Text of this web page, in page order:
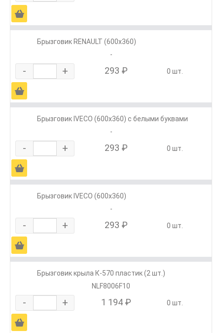
Ä
Брызговик RENAULT (600х360)
-
- + 293 ₽ 0 шт.
Ä
Брызговик IVECO (600х360) с белыми буквами
-
- + 293 ₽ 0 шт.
Ä
Брызговик IVECO (600х360)
-
- + 293 ₽ 0 шт.
Ä
Брызговик крыла К-570 пластик (2 шт.)
NLF8006F10
- + 1 194 ₽ 0 шт.
Ä